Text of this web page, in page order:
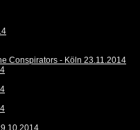
Conspirators - Köln 23.11.2014